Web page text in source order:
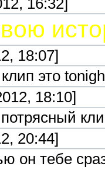
16:32]
18:07]
это
18:10]
20:44]
он тебе